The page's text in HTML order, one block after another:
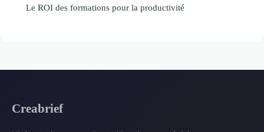
Le ROI des formations pour la productivité
Creabrief